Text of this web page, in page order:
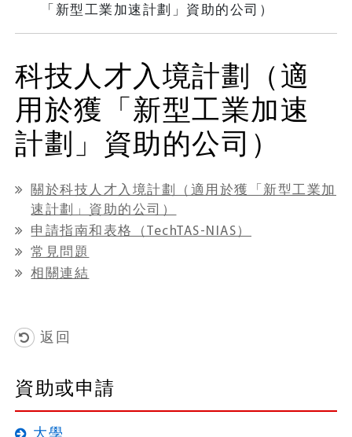
「新型工業加速計劃」資助的公司）
科技人才入境計劃（適
用於獲「新型工業加速
計劃」資助的公司）
關於科技人才入境計劃（適用於獲「新型工業加
速計劃」資助的公司）
申請指南和表格（TechTAS-NIAS）
常見問題
相關連結
返回
資助或申請
大學